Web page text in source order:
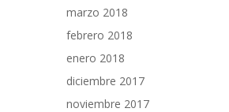
marzo 2018
febrero 2018
enero 2018
diciembre 2017
noviembre 2017